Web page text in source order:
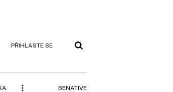
PŘIHLASTE SE
BENATIVE